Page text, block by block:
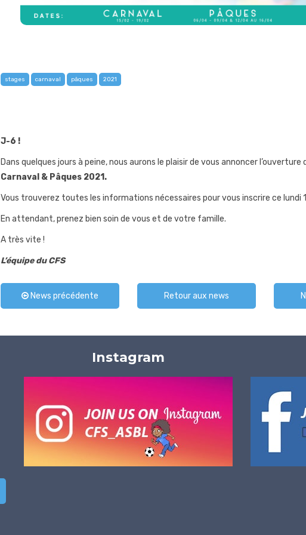
stages carnaval pâques 2021
J-6 !
Dans quelques jours à peine, nous aurons le plaisir de vous annoncer l’ouverture
Carnaval & Pâques 2021.
Vous trouverez toutes les informations nécessaires pour vous inscrire ce lundi
En attendant, prenez bien soin de vous et de votre famille.
A très vite !
L’équipe du CFS
News précédente Retour aux news
Instagram